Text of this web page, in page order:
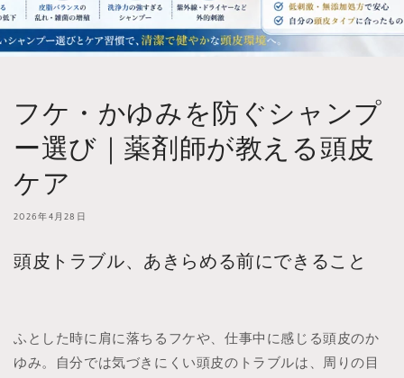
フケ・かゆみを防ぐシャンプ
ー選び｜薬剤師が教える頭皮
ケア
2026年4月28日
頭皮トラブル、あきらめる前にできること
ふとした時に肩に落ちるフケや、仕事中に感じる頭皮のか
ゆみ。自分では気づきにくい頭皮のトラブルは、周りの目